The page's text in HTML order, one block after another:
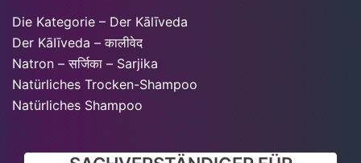
Die Kategorie – Der Kālīveda
Der KāIīveda – कालीवेद
Natron – सर्जिका – Sarjika
Natürliches Trocken-Shampoo
Natürliches Shampoo